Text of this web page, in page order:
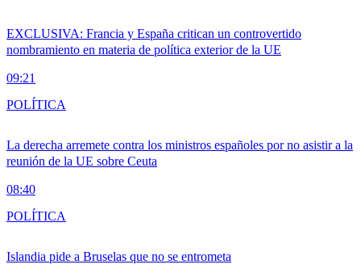
EXCLUSIVA: Francia y España critican un controvertido
nombramiento en materia de política exterior de la UE
09:21
La derecha arremete contra los ministros españoles por no asistir a la
reunión de la UE sobre Ceuta
08:40
POLÍTICA
Islandia pide a Bruselas que no se entrometa
POLÍTICA